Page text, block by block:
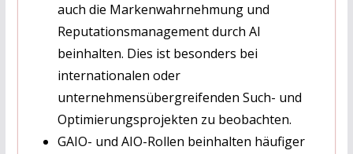
auch die Markenwahrnehmung und
Reputationsmanagement durch AI
beinhalten. Dies ist besonders bei
internationalen oder
unternehmensübergreifenden Such- und
Optimierungsprojekten zu beobachten.
GAIO- und AIO-Rollen beinhalten häufiger